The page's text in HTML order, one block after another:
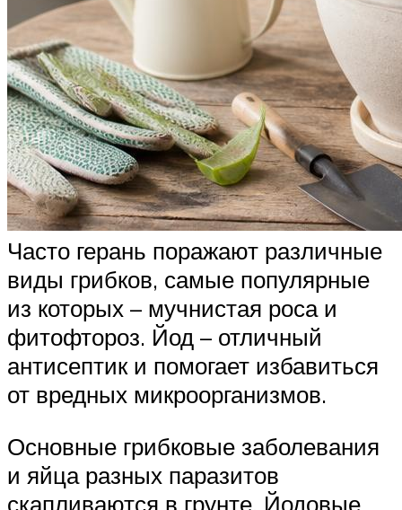
Часто герань поражают различные
виды грибков, самые популярные
из которых – мучнистая роса и
фитофтороз. Йод – отличный
антисептик и помогает избавиться
от вредных микроорганизмов.
Основные грибковые заболевания
и яйца разных паразитов
скапливаются в грунте. Йодовые